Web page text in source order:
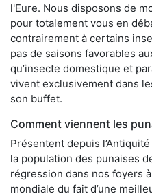
l'Eure. Nous disposons de
pour totalement vous en
contrairement à certains
pas de saisons favorables
qu’insecte domestique et
vivent exclusivement dans
son buffet.
Comment viennent les
Présentent depuis
la population des punaises
régression dans nos foyers
mondiale du fait d’une